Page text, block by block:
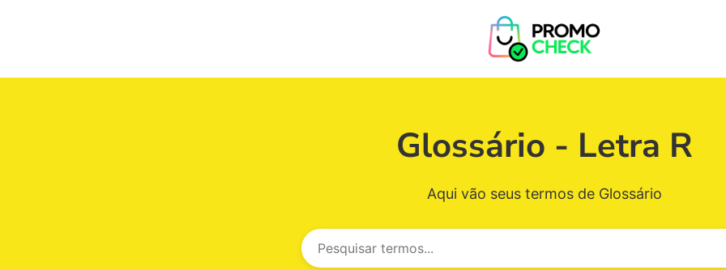
Glossário - Letra R
Aqui vão seus termos de Glossário